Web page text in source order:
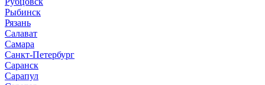
Рыбинск
Рязань
Салават
Самара
Санкт-Петербург
Саранск
Сарапул